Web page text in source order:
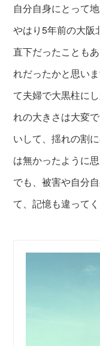
自分自身にとって
やはり5年前の大阪
直下だったことも
れだったかと思い
て夫婦で大黒柱に
れの大きさは大変
いして、揺れの割
は無かったように
でも、被害や自分
て、記憶も違ってく